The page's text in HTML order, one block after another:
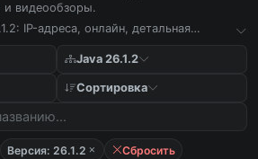
и видеообзоры.
IP-адреса, онлайн, детальная
Java 26.1.2
Сортировка
Версия: 26.1.2 Сбросить